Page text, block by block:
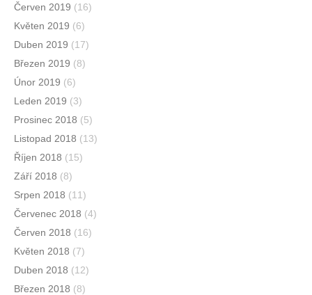
Červen 2019 (16)
Květen 2019 (6)
Duben 2019 (17)
Březen 2019 (8)
Únor 2019 (6)
Leden 2019 (3)
Prosinec 2018 (5)
Listopad 2018 (13)
Říjen 2018 (15)
Září 2018 (8)
Srpen 2018 (11)
Červenec 2018 (4)
Červen 2018 (16)
Květen 2018 (7)
Duben 2018 (12)
Březen 2018 (8)